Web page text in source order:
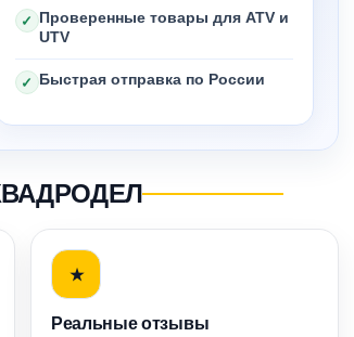
✓ Проверенные товары для ATV и
UTV
✓ Быстрая отправка по России
★
Реальные отзывы